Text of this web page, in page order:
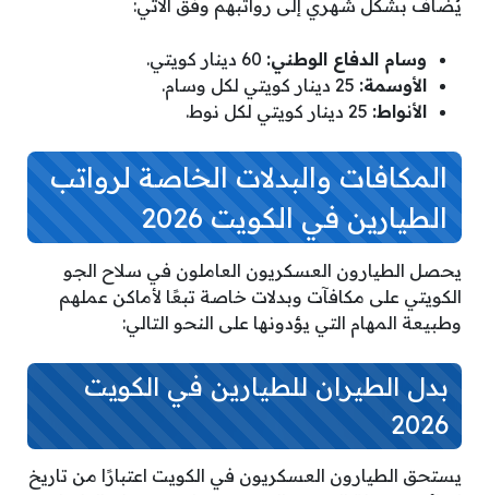
يُضاف بشكل شهري إلى رواتبهم وفق الاتي:
وسام الدفاع الوطني:
الأوسمة:
الأنواط:
المكافات والبدلات الخاصة لرواتب
الطيارين في الكويت 2026
يحصل الطيارون العسكريون العاملون في سلاح الجو
الكويتي على مكافآت وبدلات خاصة تبعًا لأماكن عملهم
وطبيعة المهام التي يؤدونها على النحو التالي:
بدل الطيران للطيارين في الكويت
2026
يستحق الطيارون العسكريون في الكويت اعتبارًا من تاريخ